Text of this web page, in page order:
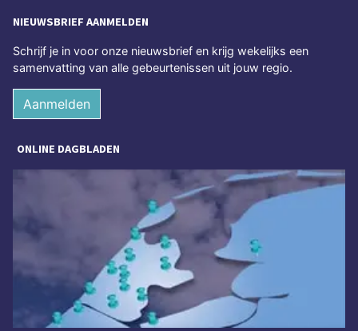
NIEUWSBRIEF AANMELDEN
Schrijf je in voor onze nieuwsbrief en krijg wekelijks een
samenvatting van alle gebeurtenissen uit jouw regio.
Aanmelden
ONLINE DAGBLADEN